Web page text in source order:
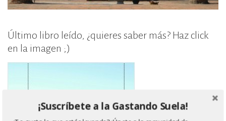
Último libro leído, ¿quieres saber más? Haz click
en la imagen ;)
¡Suscríbete a la Gastando Suela!